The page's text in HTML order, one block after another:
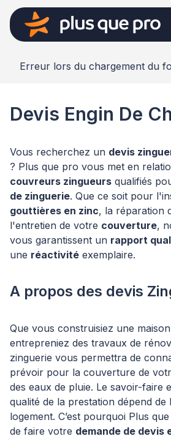
Erreur lors du chargement du
Devis Engin De
Vous recherchez un devis
? Plus que pro vous met en
couvreurs zingueurs qualifiés
de zinguerie. Que ce soit pour
gouttières en zinc, la réparation
l'entretien de votre couverture,
vous garantissent un rapport
une réactivité exemplaire.
A propos des devis
Que vous construisiez une
entrepreniez des travaux de
zinguerie vous permettra de
prévoir pour la couverture de
des eaux de pluie. Le savoir-faire
qualité de la prestation dépend de
logement. C’est pourquoi Plus
de faire votre demande de devis